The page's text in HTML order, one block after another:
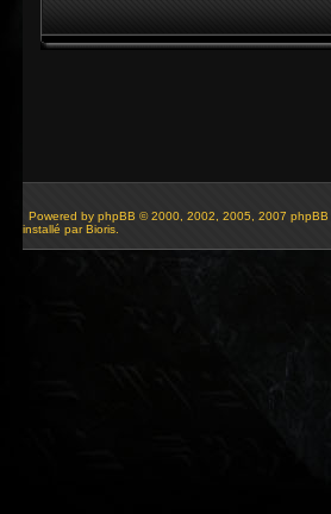
Powered by phpBB © 2000, 2002, 2005, 2007 phpBB
installé par Bioris.